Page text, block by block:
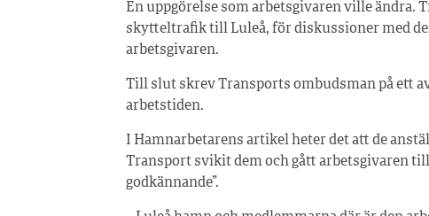
En uppgörelse som arbetsgivaren ville ändra.
skytteltrafik till Luleå, för diskussioner med
arbetsgivaren.
Till slut skrev Transports ombudsman på ett
arbetstiden.
I Hamnarbetarens artikel heter det att de
Transport svikit dem och gått arbetsgivaren
godkännande”.